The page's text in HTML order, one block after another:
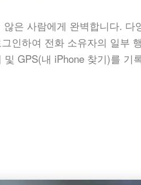
은 사람에게 완벽합니다. 다
인하여 전화 소유자의 일부
GPS(내 iPhone 찾기)를 기